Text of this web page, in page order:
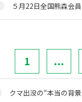
５月22日全国熊森会
1 ...
クマ出没の“本当の背